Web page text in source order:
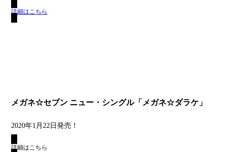
詳細はこちら
メガネ☆セブン ニュー・シングル「メガネ☆ダラケ」
2020年1月22日発売！
詳細はこちら